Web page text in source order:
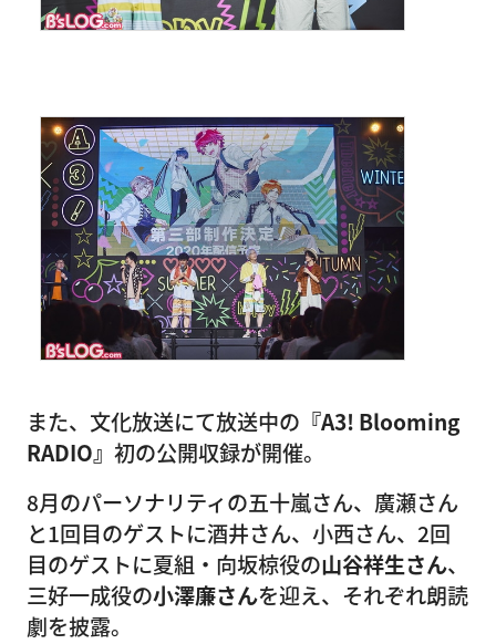
また、文化放送にて放送中の 『A3! Blooming
RADIO』 初の公開収録が開催。
8月のパーソナリティの五十嵐さん、廣瀬さん
と1回目のゲストに酒井さん、小西さん、2回
目のゲストに夏組・向坂椋役の山谷祥生さん、
三好一成役の小澤廉さんを迎え、それぞれ朗読
劇を披露。